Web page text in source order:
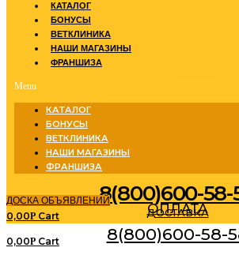
КАТАЛОГ
БОНУСЫ
ВЕТКЛИНИКА
НАШИ МАГАЗИНЫ
ФРАНШИЗА
Menu
КАТАЛОГ
БОНУСЫ
ВЕТКЛИНИКА
НАШИ МАГАЗИНЫ
ФРАНШИЗА
8(800)600-58-
ДОСКА ОБЪЯВЛЕНИЙ
ДОСТАВКА
ОПЛАТА
0,00Р Cart
8(800)600-58-
0,00Р Cart